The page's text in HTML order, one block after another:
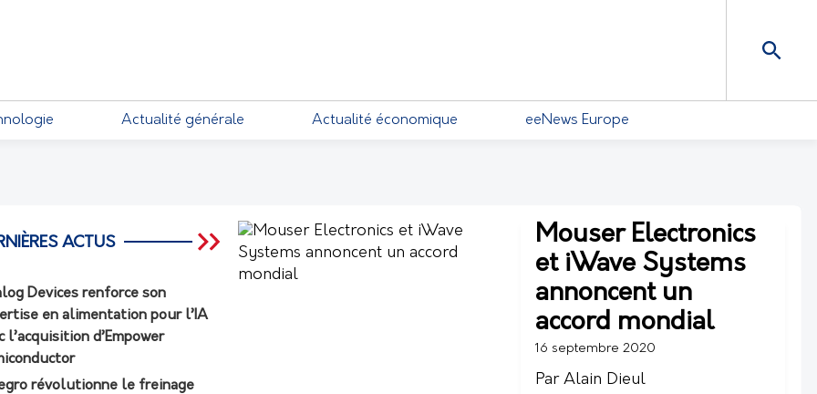
Actualité générale Actualité économique eeNews Europe
Mouser Electronics
et iWave Systems
annoncent un
accord mondial
16 septembre 2020
Par Alain Dieul
ACTUS
Devices renforce son
en alimentation pour l’IA
l’acquisition d’Empower
révolutionne le freinage